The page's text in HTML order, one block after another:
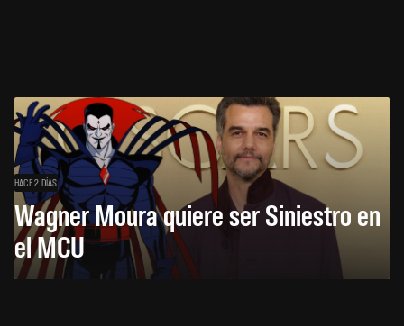
HACE 2 DÍAS
Wagner Moura quiere ser Siniestro en
el MCU